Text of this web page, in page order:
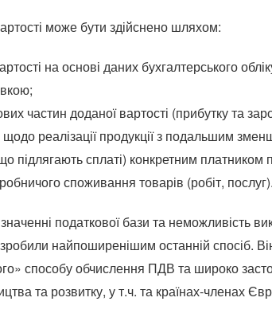
може бути здійснено шляхом:
на основі даних бухгалтерського
частин доданої вартості (прибутку та
реалізації продукції з подальшим
підлягають сплаті) конкретним платником
споживання товарів (робіт, послуг).
податкової бази та неможливість
найпоширенішим останній спосіб.
способу обчислення ПДВ та широко
та розвитку, у т.ч. та країнах-членах